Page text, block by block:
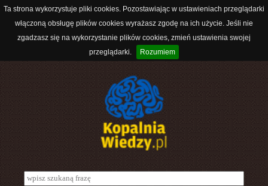
Ta strona wykorzystuje pliki cookies. Pozostawiając w ustawieniach przeglądarki
włączoną obsługę plików cookies wyrażasz zgodę na ich użycie. Jeśli nie
zgadzasz się na wykorzystanie plików cookies, zmień ustawienia swojej
przeglądarki.
Rozumiem